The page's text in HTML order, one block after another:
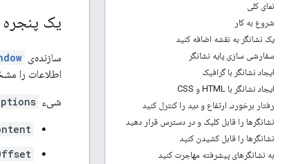
نمای کلی
شروع به کار
یک نشانگر به نقشه اضافه کنید
سفارشی سازی پایه نشانگر
ایجاد نشانگر با گرافیک
ایجاد نشانگر با HTML و CSS
رفتار برخورد، ارتفاع و دید را کنترل کنید
نشانگرها را قابل کلیک و در دسترس قرار دهید
نشانگرها را قابل کشیدن کنید
به نشانگرهای پیشرفته مهاجرت کنید
یک پنجره
سازنده‌ی
اطلاعات را
شیء